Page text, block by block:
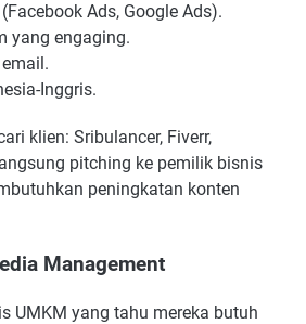
Ads, Google Ads).
yang engaging.
Inggris.
klien: Sribulancer, Fiverr,
pitching ke pemilik bisnis
peningkatan konten
Management
UMKM yang tahu mereka butuh